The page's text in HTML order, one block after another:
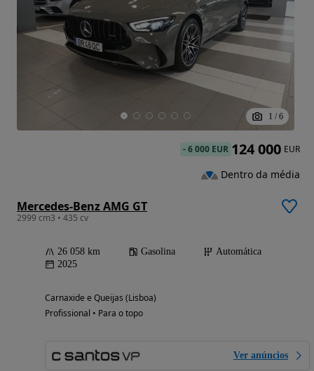
1 / 6
Mercedes-Benz AMG GT
2999 cm3 • 435 cv
26 058 km Gasolina
Automática
2025
Carnaxide e Queijas (Lisboa)
Profissional • Para o topo
Ver anúncios
-6 000 EUR 124 000 EUR
Dentro da média